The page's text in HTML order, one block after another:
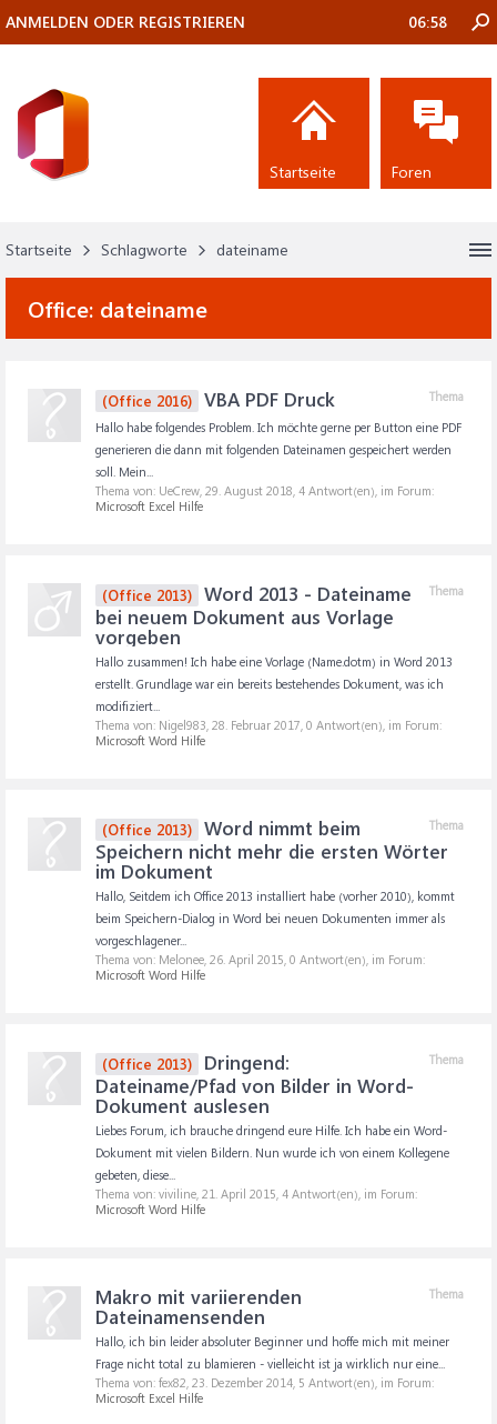
Startseite Schlagworte dateiname
Office: dateiname
Thema
(Office 2016) VBA PDF Druck
Hallo habe folgendes Problem. Ich möchte gerne per Button eine PDF
generieren die dann mit folgenden Dateinamen gespeichert werden
soll. Mein...
Thema von: UeCrew, 29. August 2018, 4 Antwort(en), im Forum:
Microsoft Excel Hilfe
Thema
(Office 2013)
Word 2013 - Dateiname
bei neuem Dokument aus Vorlage
vorgeben
Hallo zusammen! Ich habe eine Vorlage (Name.dotm) in Word 2013
erstellt. Grundlage war ein bereits bestehendes Dokument, was ich
modifiziert...
Thema von: Nigel983, 28. Februar 2017, 0 Antwort(en), im Forum:
Microsoft Word Hilfe
Thema
(Office 2013)
Word nimmt beim
Speichern nicht mehr die ersten Wörter
im Dokument
Hallo, Seitdem ich Office 2013 installiert habe (vorher 2010), kommt
beim Speichern-Dialog in Word bei neuen Dokumenten immer als
vorgeschlagener...
Thema von: Melonee, 26. April 2015, 0 Antwort(en), im Forum:
Microsoft Word Hilfe
Thema
(Office 2013)
Dringend:
Dateiname/Pfad von Bilder in Word-
Dokument auslesen
Liebes Forum, ich brauche dringend eure Hilfe. Ich habe ein Word-
Dokument mit vielen Bildern. Nun wurde ich von einem Kollegene
gebeten, diese...
Thema von: viviline, 21. April 2015, 4 Antwort(en), im Forum:
Microsoft Word Hilfe
Thema
Makro mit variierenden
Dateinamensenden
Hallo, ich bin leider absoluter Beginner und hoffe mich mit meiner
Frage nicht total zu blamieren - vielleicht ist ja wirklich nur eine...
Thema von: fex82, 23. Dezember 2014, 5 Antwort(en), im Forum:
Microsoft Excel Hilfe
ANMELDEN ODER REGISTRIEREN 06:58
Startseite Foren